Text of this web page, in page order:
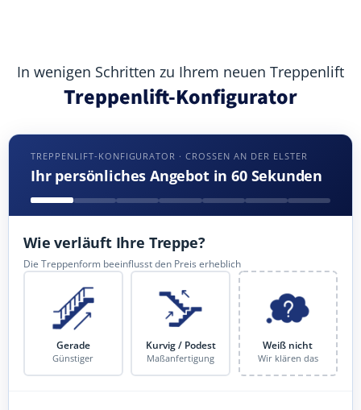
In wenigen Schritten zu Ihrem neuen Treppenlift
Treppenlift-Konfigurator
TREPPENLIFT-KONFIGURATOR · CROSSEN AN DER ELSTER
Ihr persönliches Angebot in 60 Sekunden
Wie verläuft Ihre Treppe?
Die Treppenform beeinflusst den Preis erheblich
Gerade
Günstiger
Kurvig / Podest
Maßanfertigung
Weiß nicht
Wir klären das